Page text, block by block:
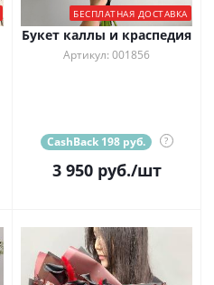
БЕСПЛАТНАЯ ДОСТАВКА
Букет каллы и краспедия
Артикул: 001856
CashBack 198 руб. ?
3 950руб./шт